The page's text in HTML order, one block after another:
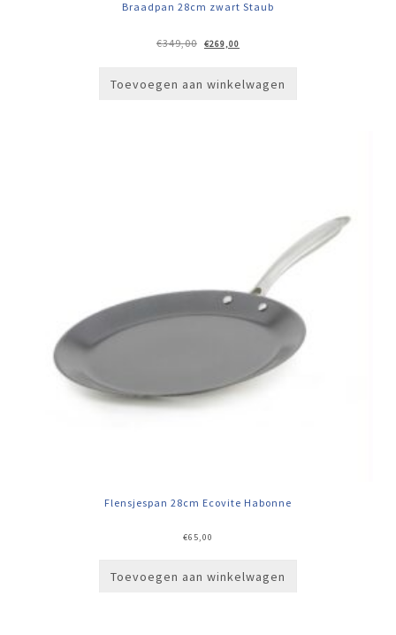
Braadpan 28cm zwart Staub
€349,00
Oorspronkelijke
prijs
€269,00
prijs
Toevoegen aan winkelwagen
Flensjespan 28cm Ecovite Habonne
€65,00
Toevoegen aan winkelwagen